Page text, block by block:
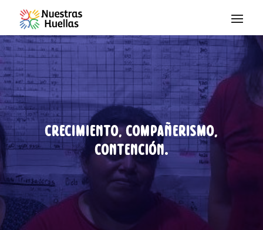
Saltar al contenido
Crecimiento, Compañerismo,
Contención.